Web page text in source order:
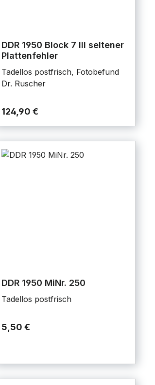
DDR 1950 Block 7 III seltener
Plattenfehler
Tadellos postfrisch, Fotobefund
Dr. Ruscher
124,90 €
DDR 1950 MiNr. 250
Tadellos postfrisch
5,50 €